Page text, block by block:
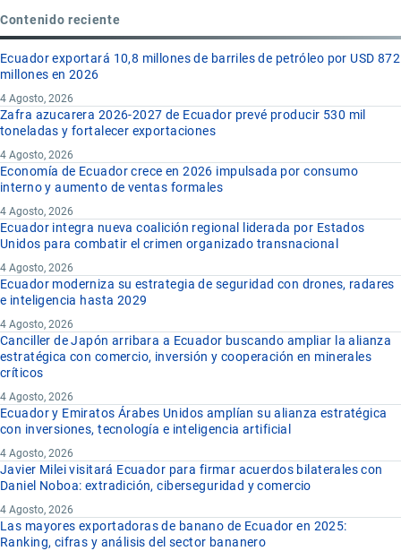
Contenido reciente
Ecuador exportará 10,8 millones de barriles de petróleo por USD 872
millones en 2026
4 Agosto, 2026
Zafra azucarera 2026-2027 de Ecuador prevé producir 530 mil
toneladas y fortalecer exportaciones
4 Agosto, 2026
Economía de Ecuador crece en 2026 impulsada por consumo
interno y aumento de ventas formales
4 Agosto, 2026
Ecuador integra nueva coalición regional liderada por Estados
Unidos para combatir el crimen organizado transnacional
4 Agosto, 2026
Ecuador moderniza su estrategia de seguridad con drones, radares
e inteligencia hasta 2029
4 Agosto, 2026
Canciller de Japón arribara a Ecuador buscando ampliar la alianza
estratégica con comercio, inversión y cooperación en minerales
críticos
4 Agosto, 2026
Ecuador y Emiratos Árabes Unidos amplían su alianza estratégica
con inversiones, tecnología e inteligencia artificial
4 Agosto, 2026
Javier Milei visitará Ecuador para firmar acuerdos bilaterales con
Daniel Noboa: extradición, ciberseguridad y comercio
4 Agosto, 2026
Las mayores exportadoras de banano de Ecuador en 2025:
Ranking, cifras y análisis del sector bananero